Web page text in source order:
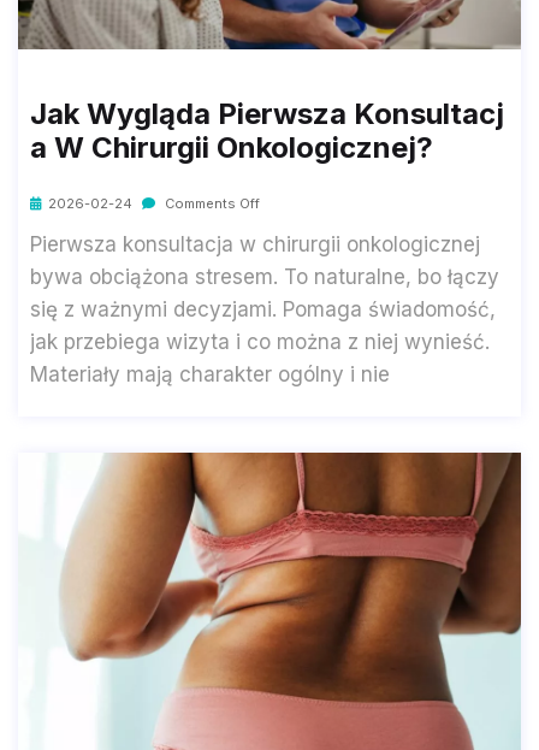
Jak Wygląda Pierwsza Konsultacj
A W Chirurgii Onkologicznej?
2026-02-24 Comments Off
Pierwsza konsultacja w chirurgii onkologicznej
bywa obciążona stresem. To naturalne, bo łączy
się z ważnymi decyzjami. Pomaga świadomość,
jak przebiega wizyta i co można z niej wynieść.
Materiały mają charakter ogólny i nie